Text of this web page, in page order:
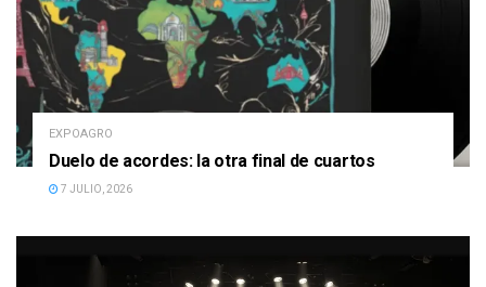
EXPOAGRO
Duelo de acordes: la otra final de cuartos
7 JULIO, 2026